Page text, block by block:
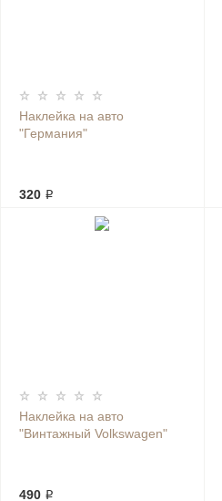
Наклейка на авто
"Германия"
320 ₽
Наклейка на авто
"Винтажный Volkswagen"
490 ₽